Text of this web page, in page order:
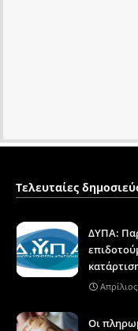
Τελευταίες
ΔΥΠΑ:
Οι